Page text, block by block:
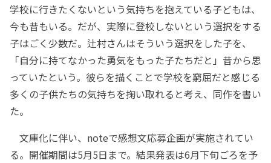
学校に行きたくないという気持ちを抱えている子どもは、
今も昔もいる。だが、実際に登校しないという選択をする
子はごく少数だ。辻村さんはそういう選択をした子を、
「自分に持てなかった勇気をもった子たちだと」昔から思
っていたという。彼らを描くことで学校を窮屈だと感じる
多くの子供たちの気持ちを掬い取れると考え、同作を書い
た。
文庫化に伴い、noteで感想文応募企画が実施されてい
る。開催期間は5月5日まで。結果発表は6月下旬ごろを予